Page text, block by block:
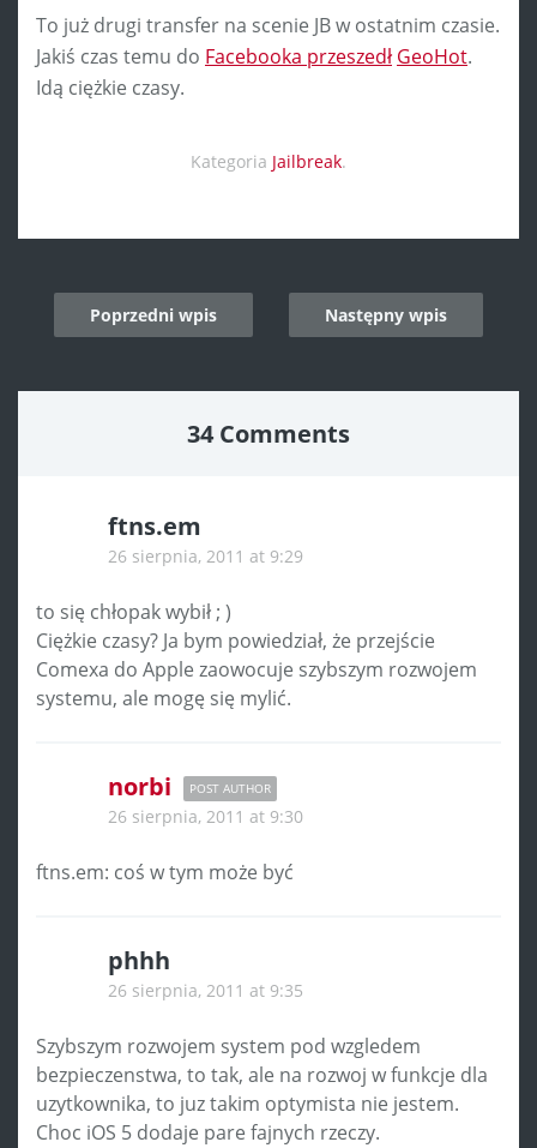
To już drugi transfer na scenie JB w ostatnim czasie.
Jakiś czas temu do Facebooka przeszedł GeoHot.
Idą ciężkie czasy.
Kategoria Jailbreak.
Post
navigation
Poprzedni wpis Następny wpis
34 Comments
ftns.em
26 sierpnia, 2011 at 9:29
to się chłopak wybił ; )
Ciężkie czasy? Ja bym powiedział, że przejście
Comexa do Apple zaowocuje szybszym rozwojem
systemu, ale mogę się mylić.
norbi POST AUTHOR
26 sierpnia, 2011 at 9:30
ftns.em: coś w tym może być
phhh
26 sierpnia, 2011 at 9:35
Szybszym rozwojem system pod wzgledem
bezpieczenstwa, to tak, ale na rozwoj w funkcje dla
uzytkownika, to juz takim optymista nie jestem.
Choc iOS 5 dodaje pare fajnych rzeczy.